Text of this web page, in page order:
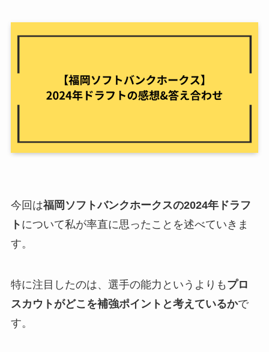
今回は福岡ソフトバンクホークスの2024年ドラフ
ト について私が率直に思ったことを述べていきま
す。
特に注目したのは、選手の能力というよりも プロ
スカウトがどこを補強ポイントと考えているかで
す。